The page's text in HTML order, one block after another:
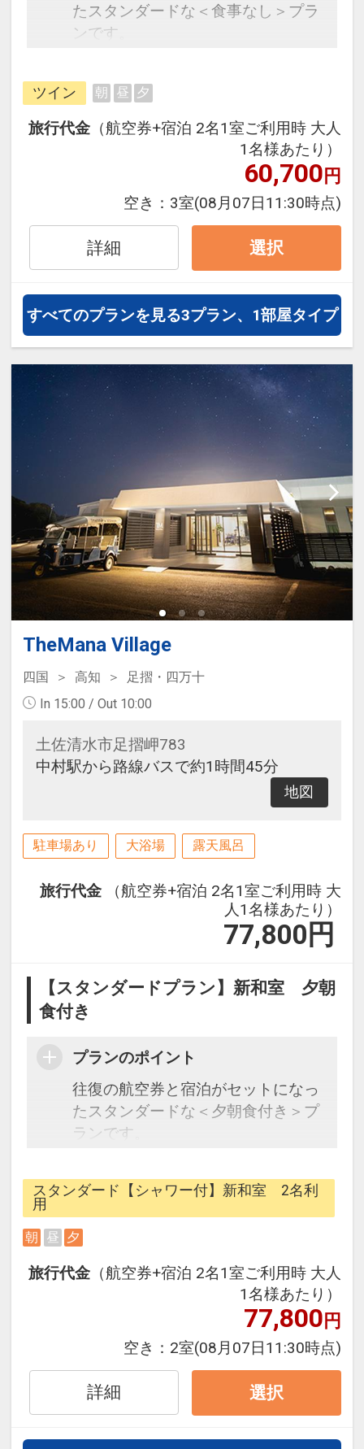
たスタンダードな＜食事なし＞プラ
ンです。
できるダイナミックパッケージだか
ら、一都市滞在はもちろん周遊旅行
にも最適！
旅行期間中の1泊だけの宿泊や延
泊・飛び泊なども自由自在です。
フライトは、安心のJAL（または
JALグループ）確約！フライトマイ
ル50%貯まります。
オプションでレンタカーや現地交
通・体験プランなどの追加（同時予
約）が可能なプランもございます。
※施設により添い寝のお子様も現地
にて別途施設使用料や食事代金など
発生する場合がございます。
ツイン 朝 昼 夕
旅行代金 （航空券+宿泊 2名1室ご利用時 大人
1名様あたり）
60,700円
空き： 3室(08月07日11:30時点)
詳細 選択
すべてのプランを見る3プラン、1部屋タイプ
TheMana Village
四国 高知
足摺・四万十
In 15:00 / Out 10:00
土佐清水市足摺岬783
中村駅から路線バスで約1時間45分
地図
駐車場あり 大浴場 露天風呂
旅行代金
（航空券+宿泊 2名1室ご利用時 大
人1名様あたり）
77,800 円
【スタンダードプラン】新和室 夕朝
食付き
プランのポイント
往復の航空券と宿泊がセットになっ
たスタンダードな＜夕朝食付き＞プ
ランです。
できるダイナミックパッケージだか
ら、一都市滞在はもちろん周遊旅行
にも最適！
旅行期間中の1泊だけの宿泊や延
泊・飛び泊なども自由自在です。
フライトは、安心のJAL（または
JALグループ）確約！フライトマイ
オプションでレンタカーや現地交
通・体験プランなどの追加（同時予
約）が可能なプランもございます。
【夕食】
スタンダード【シャワー付】新和室 2名利
用
朝 昼 夕
旅行代金 （航空券+宿泊 2名1室ご利用時 大人
1名様あたり）
77,800円
空き： 2室(08月07日11:30時点)
詳細 選択